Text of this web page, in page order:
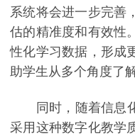
系统将会进一步完善
估的精准度和有效性
性化学习数据，形成
助学生从多个角度了
同时，随着信息化
采用这种数字化教学